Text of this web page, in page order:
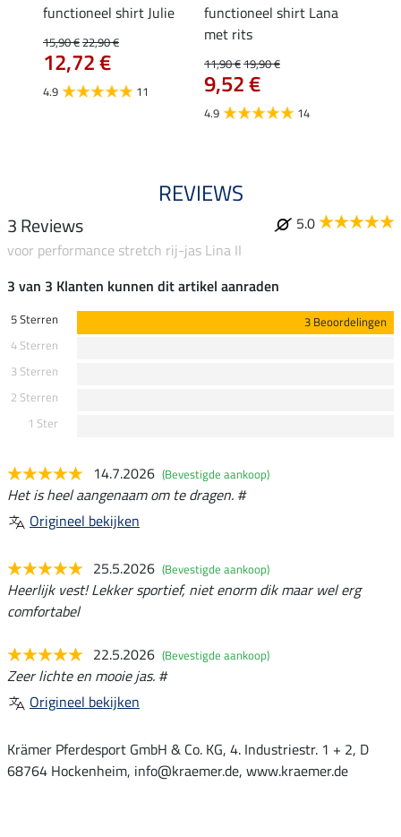
functioneel shirt Julie
15,90 €22,90 €
12,72 €
4.9 11
functioneel shirt Lana
met rits
11,90 €19,90 €
9,52 €
4.9 14
REVIEWS
3 Reviews
5.0
voor performance stretch rij-jas Lina II
3 van 3 Klanten kunnen dit artikel aanraden
5 Sterren
3 Beoordelingen
4 Sterren
3 Sterren
2 Sterren
1 Ster
14.7.2026 (Bevestigde aankoop)
Het is heel aangenaam om te dragen. #
Origineel bekijken
25.5.2026 (Bevestigde aankoop)
Heerlijk vest! Lekker sportief, niet enorm dik maar wel erg
comfortabel
22.5.2026 (Bevestigde aankoop)
Zeer lichte en mooie jas. #
Origineel bekijken
Krämer Pferdesport GmbH & Co. KG, 4. Industriestr. 1 + 2, D
68764 Hockenheim, info@kraemer.de, www.kraemer.de